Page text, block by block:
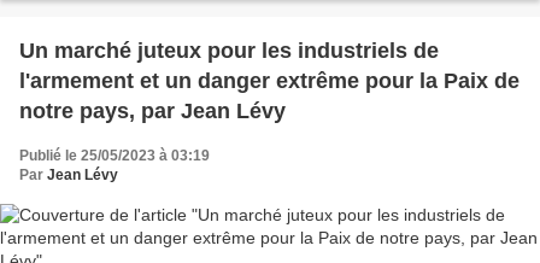
Un marché juteux pour les industriels de
l'armement et un danger extrême pour la Paix de
notre pays, par Jean Lévy
Publié le 25/05/2023 à 03:19
Par Jean Lévy